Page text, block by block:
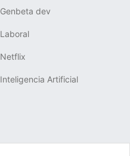
Genbeta dev
Laboral
Netflix
Inteligencia Artificial